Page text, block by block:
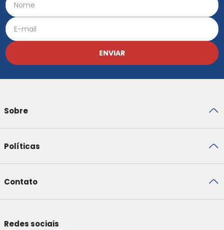
ENVIAR
Sobre
Políticas
Contato
Redes sociais